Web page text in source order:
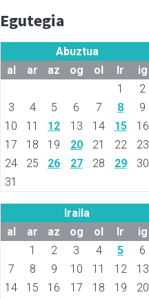
Egutegia
Abuztua
al
ar az og ol lr
ig
1
2
3
4 5 6 7 8
9
10
11 12 13 14 15
16
17
18 19 20 21 22
23
24
25 26 27 28 29
30
31
Iraila
al
ar az og ol lr
ig
1
2 3 4 5
6
7
8 9 10 11 12
13
14
15 16 17 18 19
20